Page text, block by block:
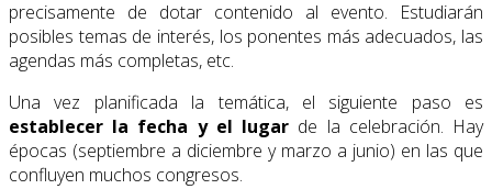
precisamente de dotar contenido al evento. Estudiarán
posibles temas de interés, los ponentes más adecuados, las
agendas más completas, etc.
Una vez planificada la temática, el siguiente paso es
establecer la fecha y el lugar de la celebración. Hay
épocas (septiembre a diciembre y marzo a junio) en las que
confluyen muchos congresos.